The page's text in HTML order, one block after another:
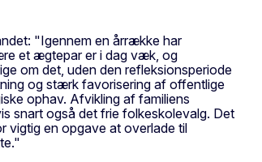
"Igennem en årrække har
et ægtepar er i dag væk, og
om det, uden den refleksionsperiode
og stærk favorisering af offentlige
ophav. Afvikling af familiens
snart også det frie folkeskolevalg. Det
vigtig en opgave at overlade til